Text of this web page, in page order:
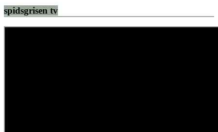
spidsgrisen tv